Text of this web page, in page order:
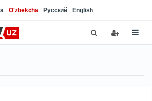
O'zbekcha Русский English